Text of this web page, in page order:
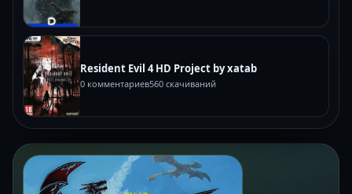
Resident Evil 4 HD Project by xatab
0 комментариев560 скачиваний